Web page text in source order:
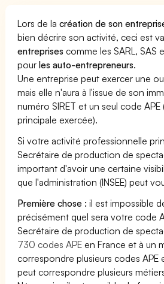
Lors de lacréation de son
bien décrire son activité, ceci est
entreprises comme les SARL, SAS
pourles auto-entrepreneurs.
Une entreprise peut exercer une
mais elle n'aura à l'issue de son
numéro SIRET et un seul code
principale exercée).
Si votre activité professionnelle
Secrétaire de production de
important d'avoir une certaine
que l'administration (INSEE) peut
Première chose : il est impossible
précisément quel sera votre code
Secrétaire de production de
730 codes APE en France et à un
correspondre plusieurs codes APE
peut correspondre plusieurs